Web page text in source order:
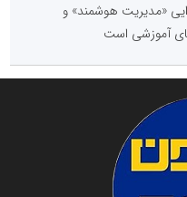
«مدیریت هوشمند» و
آموزشی است